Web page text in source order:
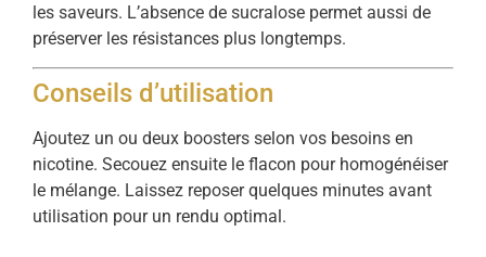
les saveurs. L’absence de sucralose permet aussi de
préserver les résistances plus longtemps.
Conseils d’utilisation
Ajoutez un ou deux boosters selon vos besoins en
nicotine. Secouez ensuite le flacon pour homogénéiser
le mélange. Laissez reposer quelques minutes avant
utilisation pour un rendu optimal.